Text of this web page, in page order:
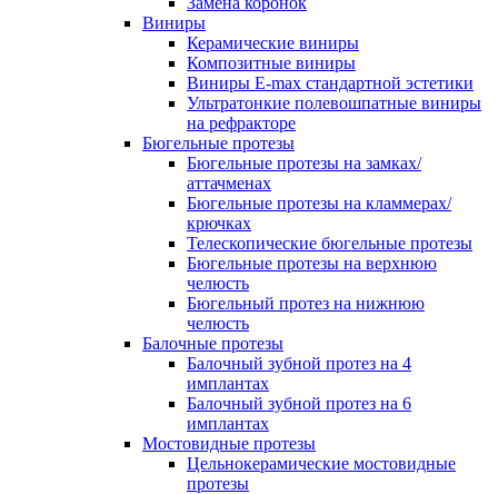
Виниры
Керамические виниры
Композитные виниры
Виниры E-max стандартной эстетики
Ультратонкие полевошпатные виниры
на рефракторе
Бюгельные протезы
Бюгельные протезы на замках/
аттачменах
Бюгельные протезы на кламмерах/
крючках
Телескопические бюгельные протезы
Бюгельные протезы на верхнюю
челюсть
Бюгельный протез на нижнюю
челюсть
Балочные протезы
Балочный зубной протез на 4
имплантах
Балочный зубной протез на 6
имплантах
Мостовидные протезы
Цельнокерамические мостовидные
протезы